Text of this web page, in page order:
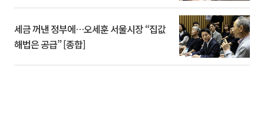
세금 꺼낸 정부에…오세훈 서울시장 “집값
해법은 공급” [종합]